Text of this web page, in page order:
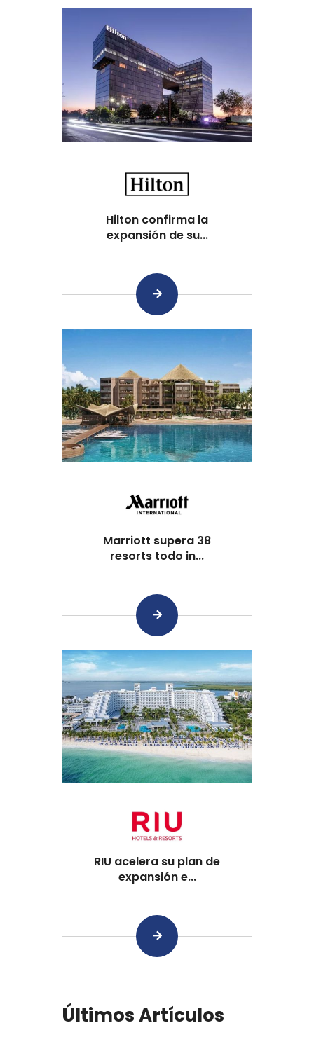
Hilton confirma la
expansión de su...
Marriott supera 38
resorts todo in...
RIU acelera su plan de
expansión e...
Últimos Artículos